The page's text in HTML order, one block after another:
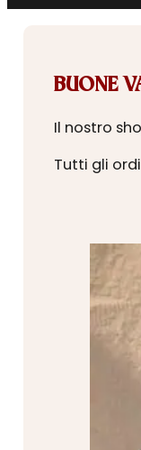
BUONE
Il nostro
Tutti gli